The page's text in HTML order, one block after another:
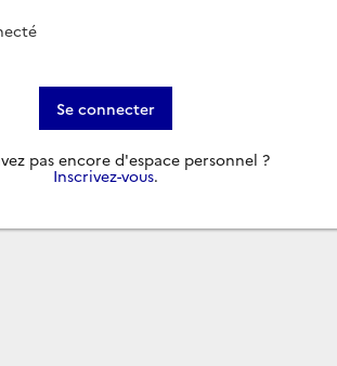
Se connecter
pas encore d'espace personnel ?
Inscrivez-vous.